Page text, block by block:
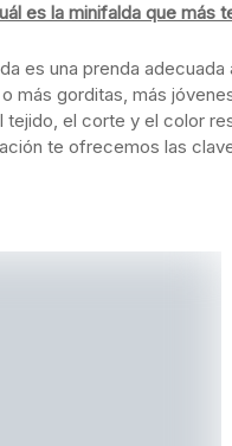
es la minifalda que más
es una prenda
más gorditas, más
tejido, el corte y el color
te ofrecemos las
: Si quieres
Darán la sensación de